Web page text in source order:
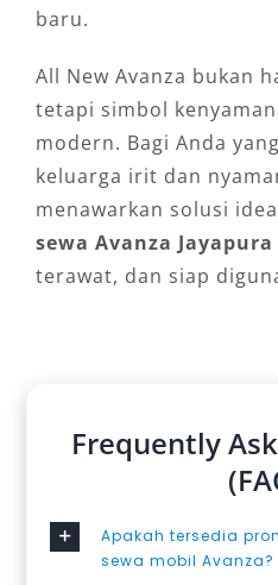
baru.
All New Avanza bukan
tetapi simbol
modern. Bagi Anda
keluarga irit dan
menawarkan solusi
sewa Avanza Jayapura
terawat, dan siap
Frequently
Apakah tersedia
sewa mobil Avanza?